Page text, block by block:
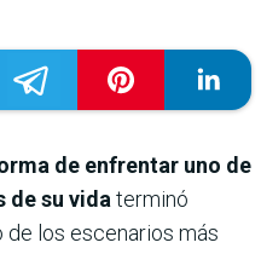
de enfrentar uno de
de su vida terminó
de los escenarios más